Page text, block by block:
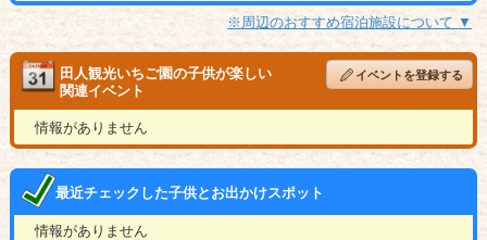
※周辺のおすすめ宿泊施設について ▼
田人観光いちご園の子供が楽しい
関連イベント
イベントを登録する
情報がありません
最近チェックした子供とお出かけスポット
情報がありません